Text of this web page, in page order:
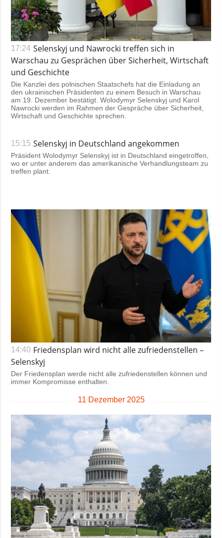
17:24 Selenskyj und Nawrocki treffen sich in
Warschau zu Gesprächen über Sicherheit, Wirtschaft
und Geschichte
Die Kanzlei des polnischen Staatschefs hat die Einladung an
den ukrainischen Präsidenten zu einem Besuch in Warschau
am 19. Dezember bestätigt. Wolodymyr Selenskyj und Karol
Nawrocki werden im Rahmen der Gespräche über Sicherheit,
Wirtschaft und Geschichte sprechen.
15:15 Selenskyj in Deutschland angekommen
Präsident Wolodymyr Selenskyj ist in Deutschland eingetroffen,
wo er unter anderem das amerikanische Verhandlungsteam zu
treffen plant.
14:40 Friedensplan wird nicht alle zufriedenstellen –
Selenskyj
Der Friedensplan werde nicht alle zufriedenstellen können und
immer Kompromisse enthalten.
11 Dezember 2025